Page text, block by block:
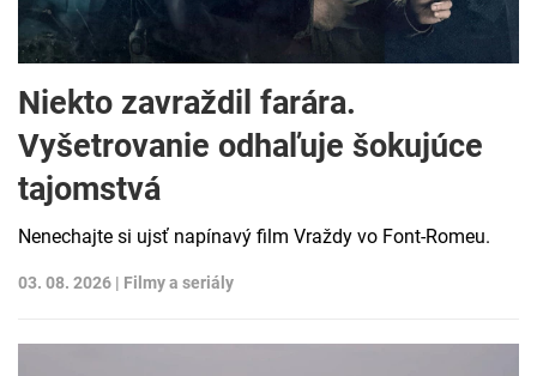
Niekto zavraždil farára.
Vyšetrovanie odhaľuje šokujúce
tajomstvá
Nenechajte si ujsť napínavý film Vraždy vo Font-Romeu.
03. 08. 2026 | Filmy a seriály